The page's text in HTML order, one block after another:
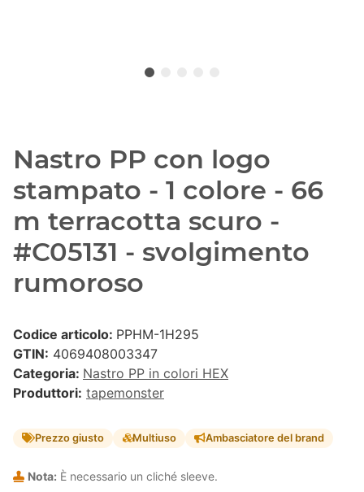
Nastro PP con logo
stampato - 1 colore - 66
m terracotta scuro -
#C05131 - svolgimento
rumoroso
Codice articolo: PPHM-1H295
GTIN: 4069408003347
Categoria: Nastro PP in colori HEX
Produttori: tapemonster
Prezzo giusto Multiuso Ambasciatore del brand
Nota: È necessario un cliché sleeve.